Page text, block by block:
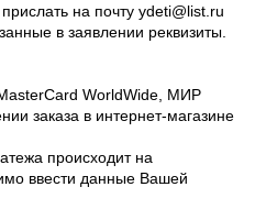
на почту ydeti@list.ru
в заявлении реквизиты.
WorldWide, МИР
заказа в интернет-магазине
происходит на
ввести данные Вашей